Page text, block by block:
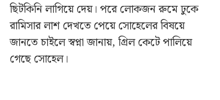
ছিটকিনি লাগিয়ে দেয়। পরে লোকজন রুমে ঢুকে
রামিসার লাশ দেখতে পেয়ে সোহেলের বিষয়ে
জানতে চাইলে স্বপ্না জানায়, গ্রিল কেটে পালিয়ে
গেছে সোহেল।